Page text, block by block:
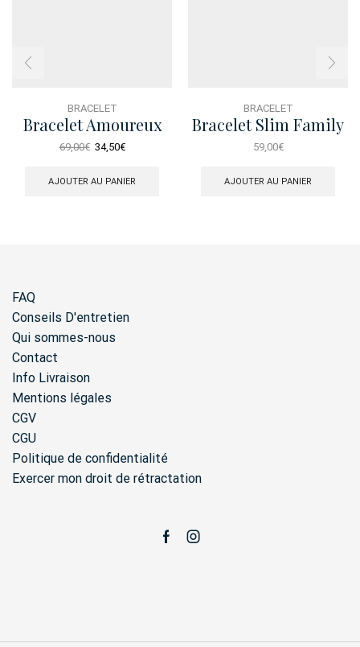
BRACELET
Bracelet Amoureux
Swarovski
69,00€ Le
initial
34,50€Le
actuel
AJOUTER AU PANIER
BRACELET
Bracelet Slim Family
59,00€
AJOUTER AU PANIER
FAQ
Conseils D'entretien
Qui sommes-nous
Contact
Info Livraison
Mentions légales
CGV
CGU
Politique de confidentialité
Exercer mon droit de rétractation
FacebookInstagram